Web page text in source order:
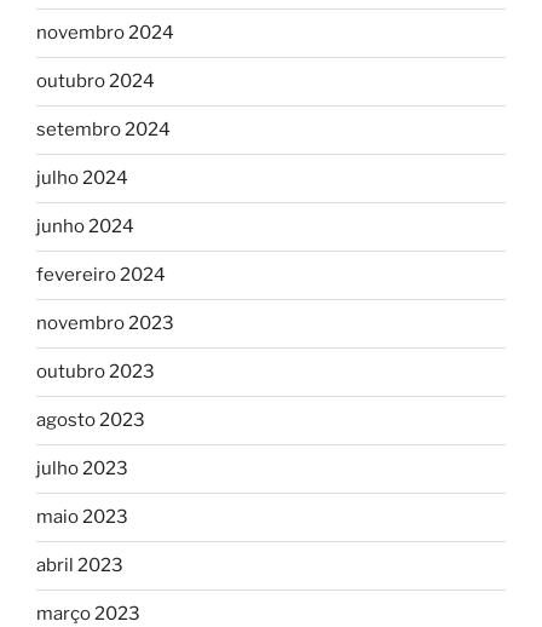
novembro 2024
outubro 2024
setembro 2024
julho 2024
junho 2024
fevereiro 2024
novembro 2023
outubro 2023
agosto 2023
julho 2023
maio 2023
abril 2023
março 2023